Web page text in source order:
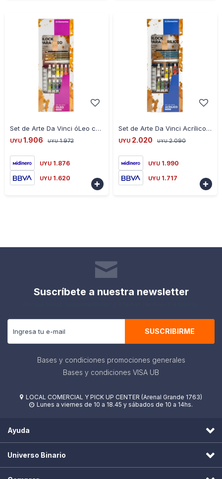
Set de Arte Da Vinci óLeo con Caballete 22 Piezas
UYU 1.906 UYU 1.972
UYU 1.876
UYU 1.620

Set de Arte Da Vinci Acrílico con Caballete 22 Piezas
UYU 2.020 UYU 2.090
UYU 1.990
UYU 1.717

Suscríbete a nuestra newsletter
SUSCRIBIRME
Bases y condiciones promociones generales
Bases y condiciones VISA UB
 LOCAL COMERCIAL Y PICK UP CENTER (Arenal Grande 1763)
 Lunes a viernes de 10 a 18.45 y sábados de 10 a 14hs.
Ayuda
Universo Binario